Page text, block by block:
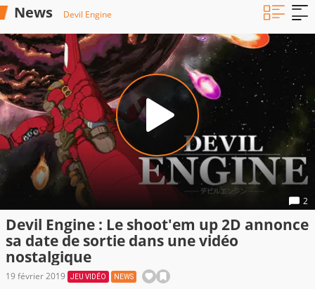
News Devil Engine
2
Devil Engine : Le shoot'em up 2D annonce
sa date de sortie dans une vidéo
nostalgique
19 février 2019 JEU VIDÉO NEWS